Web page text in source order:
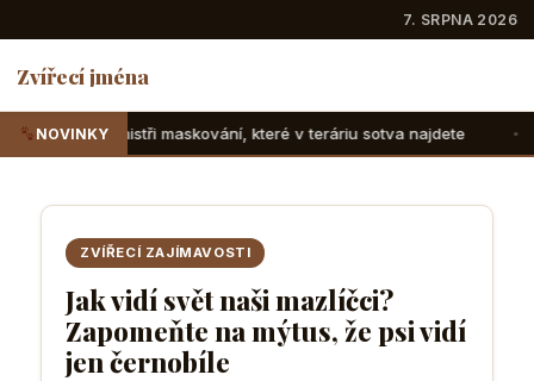
7. SRPNA 2026
Zvířecí jména
NOVINKY
maskování, které v teráriu sotva najdete Suchozemské
ZVÍŘECÍ ZAJÍMAVOSTI
Jak vidí svět naši mazlíčci?
Zapomeňte na mýtus, že psi vidí
jen černobíle